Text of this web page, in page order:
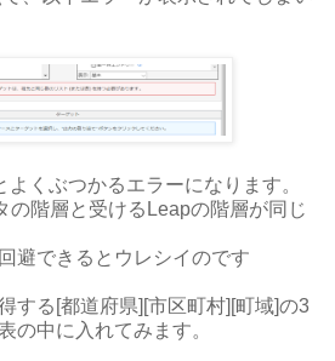
くぶつかるエラーになります。
の階層と受けるLeapの階層が同じ
避できるとウレシイのです
する[都道府県][市区町村][町域]の3
の中に入れてみます。